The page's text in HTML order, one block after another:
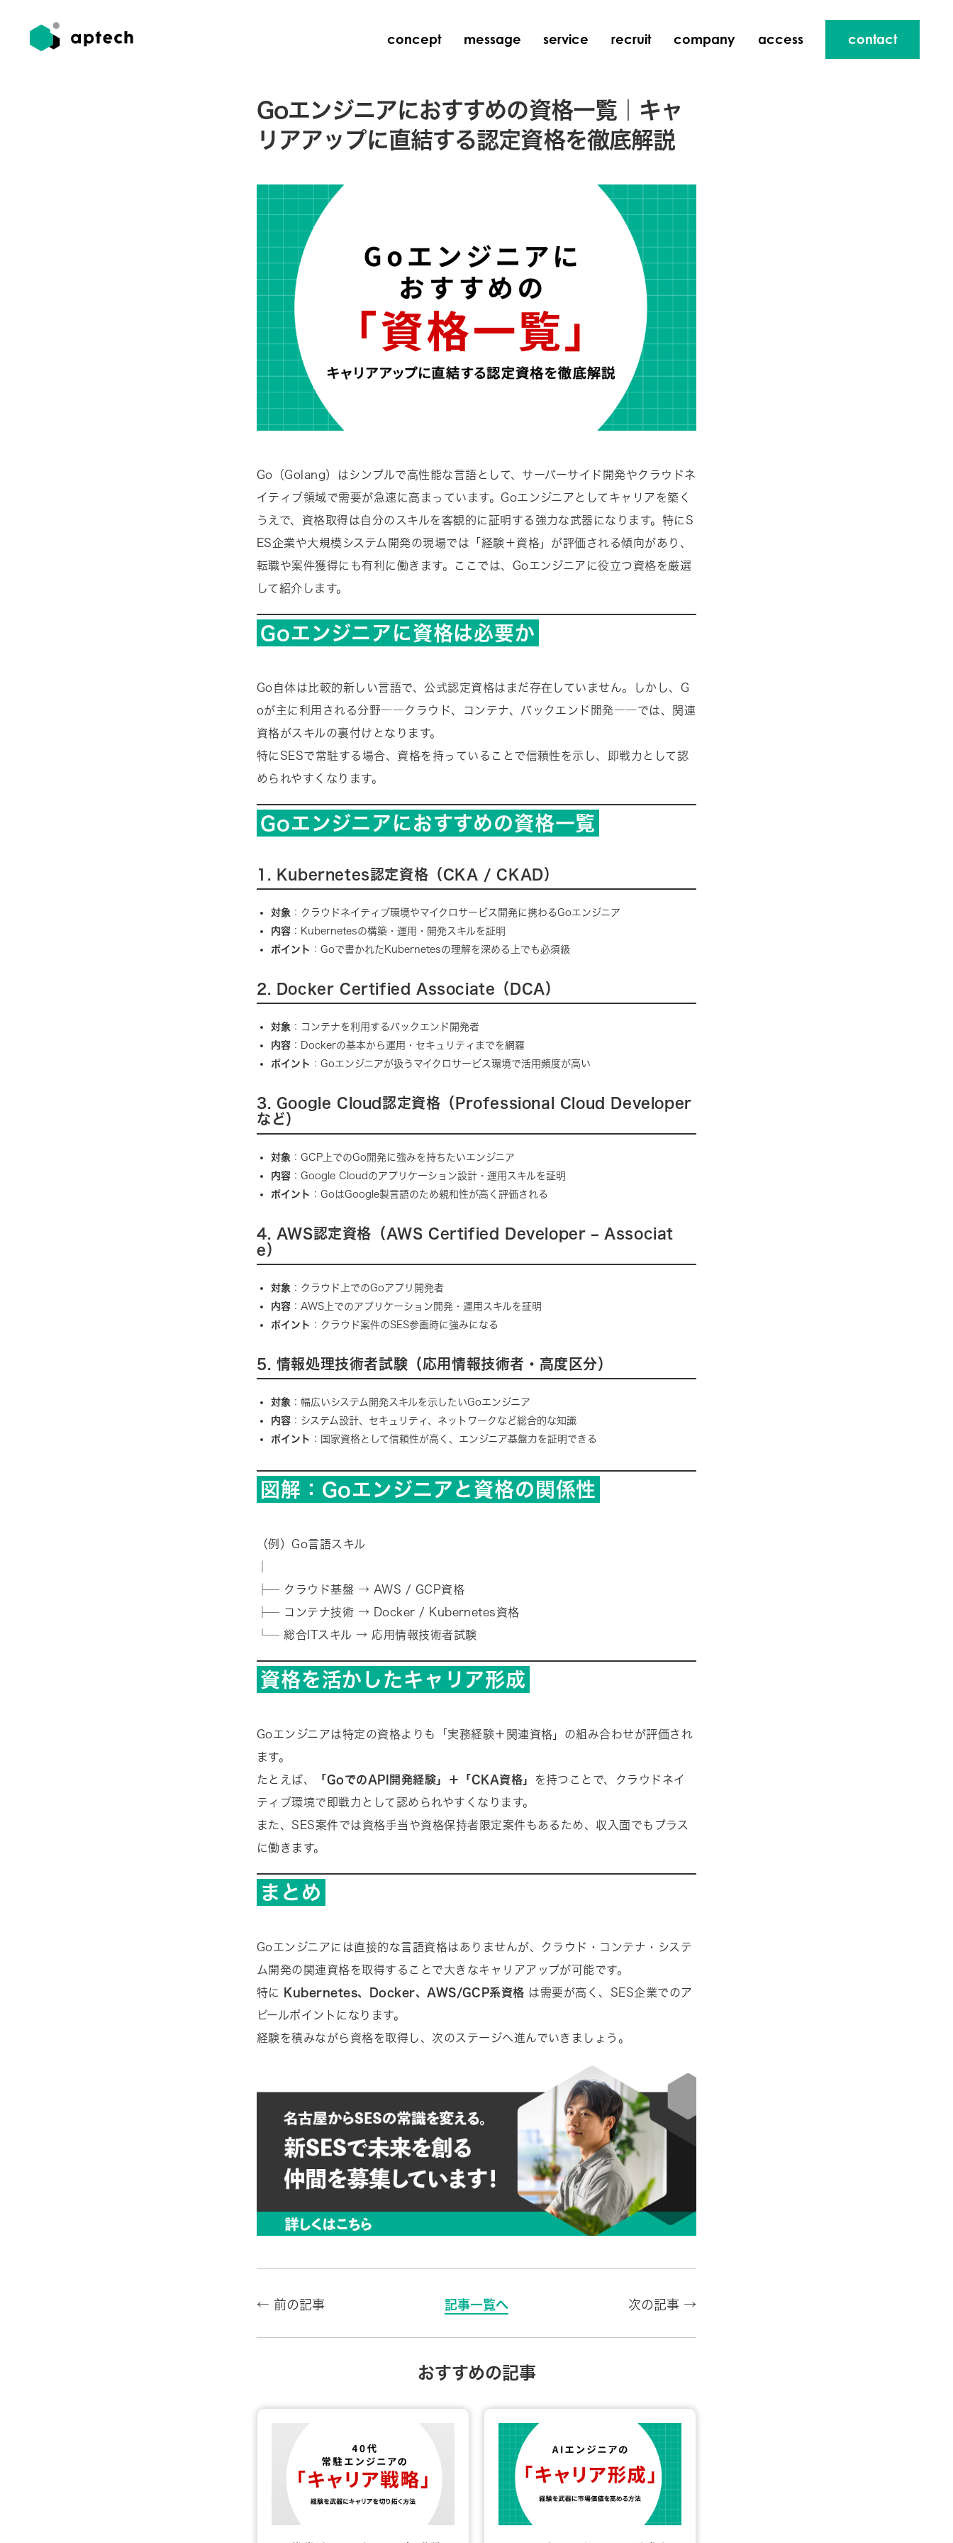
concept message service recruit company access contact
Goエンジニアにおすすめの資格一覧｜キャ
リアアップに直結する認定資格を徹底解説
Go（Golang）はシンプルで高性能な言語として、サーバーサイド開発やクラウドネ
イティブ領域で需要が急速に高まっています。Goエンジニアとしてキャリアを築く
うえで、資格取得は自分のスキルを客観的に証明する強力な武器になります。特にS
ES企業や大規模システム開発の現場では「経験＋資格」が評価される傾向があり、
転職や案件獲得にも有利に働きます。ここでは、Goエンジニアに役立つ資格を厳選
して紹介します。
Goエンジニアに資格は必要か
Go自体は比較的新しい言語で、公式認定資格はまだ存在していません。しかし、G
oが主に利用される分野――クラウド、コンテナ、バックエンド開発――では、関連
資格がスキルの裏付けとなります。
特にSESで常駐する場合、資格を持っていることで信頼性を示し、即戦力として認
められやすくなります。
Goエンジニアにおすすめの資格一覧
1. Kubernetes認定資格（CKA / CKAD）
対象 ：クラウドネイティブ環境やマイクロサービス開発に携わるGoエンジニア
内容 ：Kubernetesの構築・運用・開発スキルを証明
ポイント ：Goで書かれたKubernetesの理解を深める上でも必須級
2. Docker Certified Associate（DCA）
対象 ：コンテナを利用するバックエンド開発者
内容 ：Dockerの基本から運用・セキュリティまでを網羅
ポイント ：Goエンジニアが扱うマイクロサービス環境で活用頻度が高い
3. Google Cloud認定資格（Professional Cloud Developer
など）
対象 ：GCP上でのGo開発に強みを持ちたいエンジニア
内容 ：Google Cloudのアプリケーション設計・運用スキルを証明
ポイント ：GoはGoogle製言語のため親和性が高く評価される
4. AWS認定資格（AWS Certified Developer – Associat
e）
対象 ：クラウド上でのGoアプリ開発者
内容 ：AWS上でのアプリケーション開発・運用スキルを証明
ポイント ：クラウド案件のSES参画時に強みになる
5. 情報処理技術者試験（応用情報技術者・高度区分）
対象 ：幅広いシステム開発スキルを示したいGoエンジニア
内容 ：システム設計、セキュリティ、ネットワークなど総合的な知識
ポイント ：国家資格として信頼性が高く、エンジニア基盤力を証明できる
図解：Goエンジニアと資格の関係性
（例）Go言語スキル
├─ クラウド基盤 → AWS / GCP資格
├─ コンテナ技術 → Docker / Kubernetes資格
└─ 総合ITスキル → 応用情報技術者試験
資格を活かしたキャリア形成
Goエンジニアは特定の資格よりも「実務経験＋関連資格」の組み合わせが評価され
ます。
たとえば、
「GoでのAPI開発経験」＋「CKA資格」 を持つことで、クラウドネイ
ティブ環境で即戦力として認められやすくなります。
また、SES案件では資格手当や資格保持者限定案件もあるため、収入面でもプラス
に働きます。
まとめ
Goエンジニアには直接的な言語資格はありませんが、クラウド・コンテナ・システ
ム開発の関連資格を取得することで大きなキャリアアップが可能です。
特に
Kubernetes、Docker、AWS/GCP系資格 は需要が高く、SES企業でのア
ピールポイントになります。
経験を積みながら資格を取得し、次のステージへ進んでいきましょう。
← 前の記事 記事一覧へ 次の記事 →
おすすめの記事